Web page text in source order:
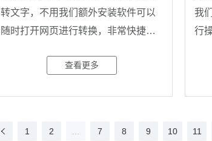
转文字，不用我们额外安装软件可以
随时打开网页进行转换，非常快捷，
查看更多
我
行
1 2 7 8 9 10 11